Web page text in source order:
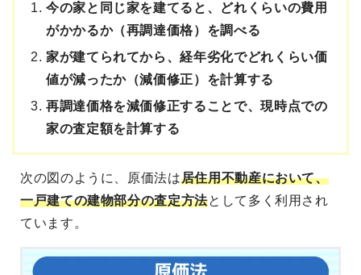
今の家と同じ家を建てると、どれくらいの費用
がかかるか（再調達価格）を調べる
家が建てられてから、経年劣化でどれくらい価
値が減ったか（減価修正）を計算する
再調達価格を減価修正することで、現時点での
家の査定額を計算する
次の図のように、原価法は居住用不動産において、
一戸建ての建物部分の査定方法として多く利用され
ています。